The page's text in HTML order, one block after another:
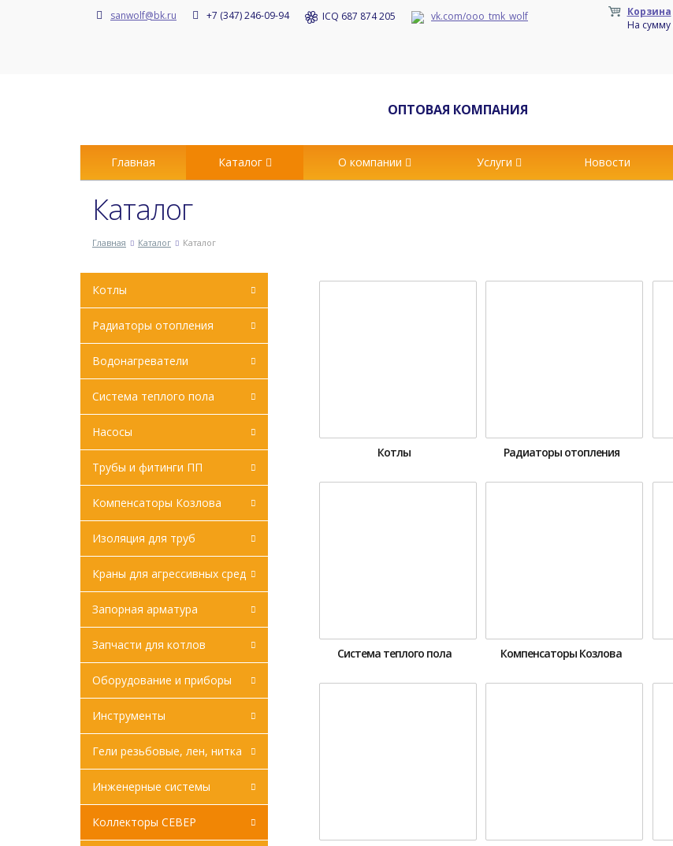
sanwolf@bk.ru +7 (347) 246-09-94 ICQ 687 874 205 vk.com/ooo_tmk_wolf Корзина
На сумму
ОПТОВАЯ КОМПАНИЯ
Главная Каталог О компании Услуги Новости
Каталог
Главная Каталог Каталог
Котлы
Радиаторы отопления
Водонагреватели
Система теплого пола
Насосы
Трубы и фитинги ПП
Компенсаторы Козлова
Изоляция для труб
Краны для агрессивных сред
Запорная арматура
Запчасти для котлов
Оборудование и приборы
Инструменты
Гели резьбовые, лен, нитка
Инженерные системы
Коллекторы СЕВЕР
Котлы Радиаторы отопления
Система теплого пола Компенсаторы Козлова